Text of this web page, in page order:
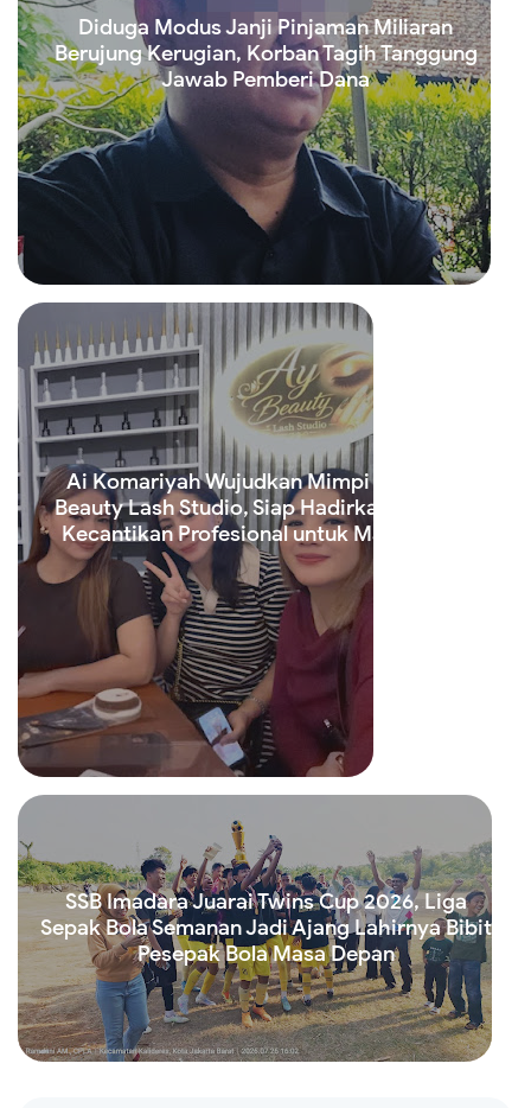
Diduga Modus Janji Pinjaman Miliaran
Berujung Kerugian, Korban Tagih Tanggung
Jawab Pemberi Dana
Ai Komariyah Wujudkan Mimpi Lewat Ay
Beauty Lash Studio, Siap Hadirkan Layanan
Kecantikan Profesional untuk Masyarakat
Read more
SSB Imadara Juarai Twins Cup 2026, Liga
Sepak Bola Semanan Jadi Ajang Lahirnya Bibit
Pesepak Bola Masa Depan
Read more